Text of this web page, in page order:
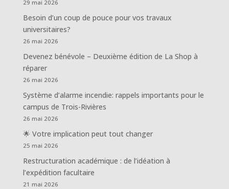
29 mai 2026
Besoin d’un coup de pouce pour vos travaux
universitaires?
26 mai 2026
Devenez bénévole – Deuxième édition de La Shop à
réparer
26 mai 2026
Système d’alarme incendie: rappels importants pour le
campus de Trois-Rivières
26 mai 2026
🌟 Votre implication peut tout changer
25 mai 2026
Restructuration académique : de l’idéation à
l’expédition facultaire
21 mai 2026